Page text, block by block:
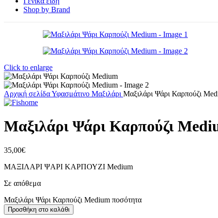
Shop by Brand
Click to enlarge
Αρχική σελίδαΥφασμάτινο Μαξιλάρι Μαξιλάρι Ψάρι Καρπούζι
Μαξιλάρι Ψάρι Καρπούζι
35,00€
ΜΑΞΙΛΑΡΙ ΨΑΡΙ ΚΑΡΠΟΥΖΙ Medium
Σε απόθεμα
Μαξιλάρι Ψάρι Καρπούζι Medium ποσότητα
Προσθήκη στο καλάθι